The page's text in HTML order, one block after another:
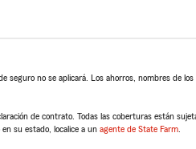
no se aplicará. Los ahorros, nombres de
de contrato. Todas las coberturas están
su estado, localice a un agente de State Farm